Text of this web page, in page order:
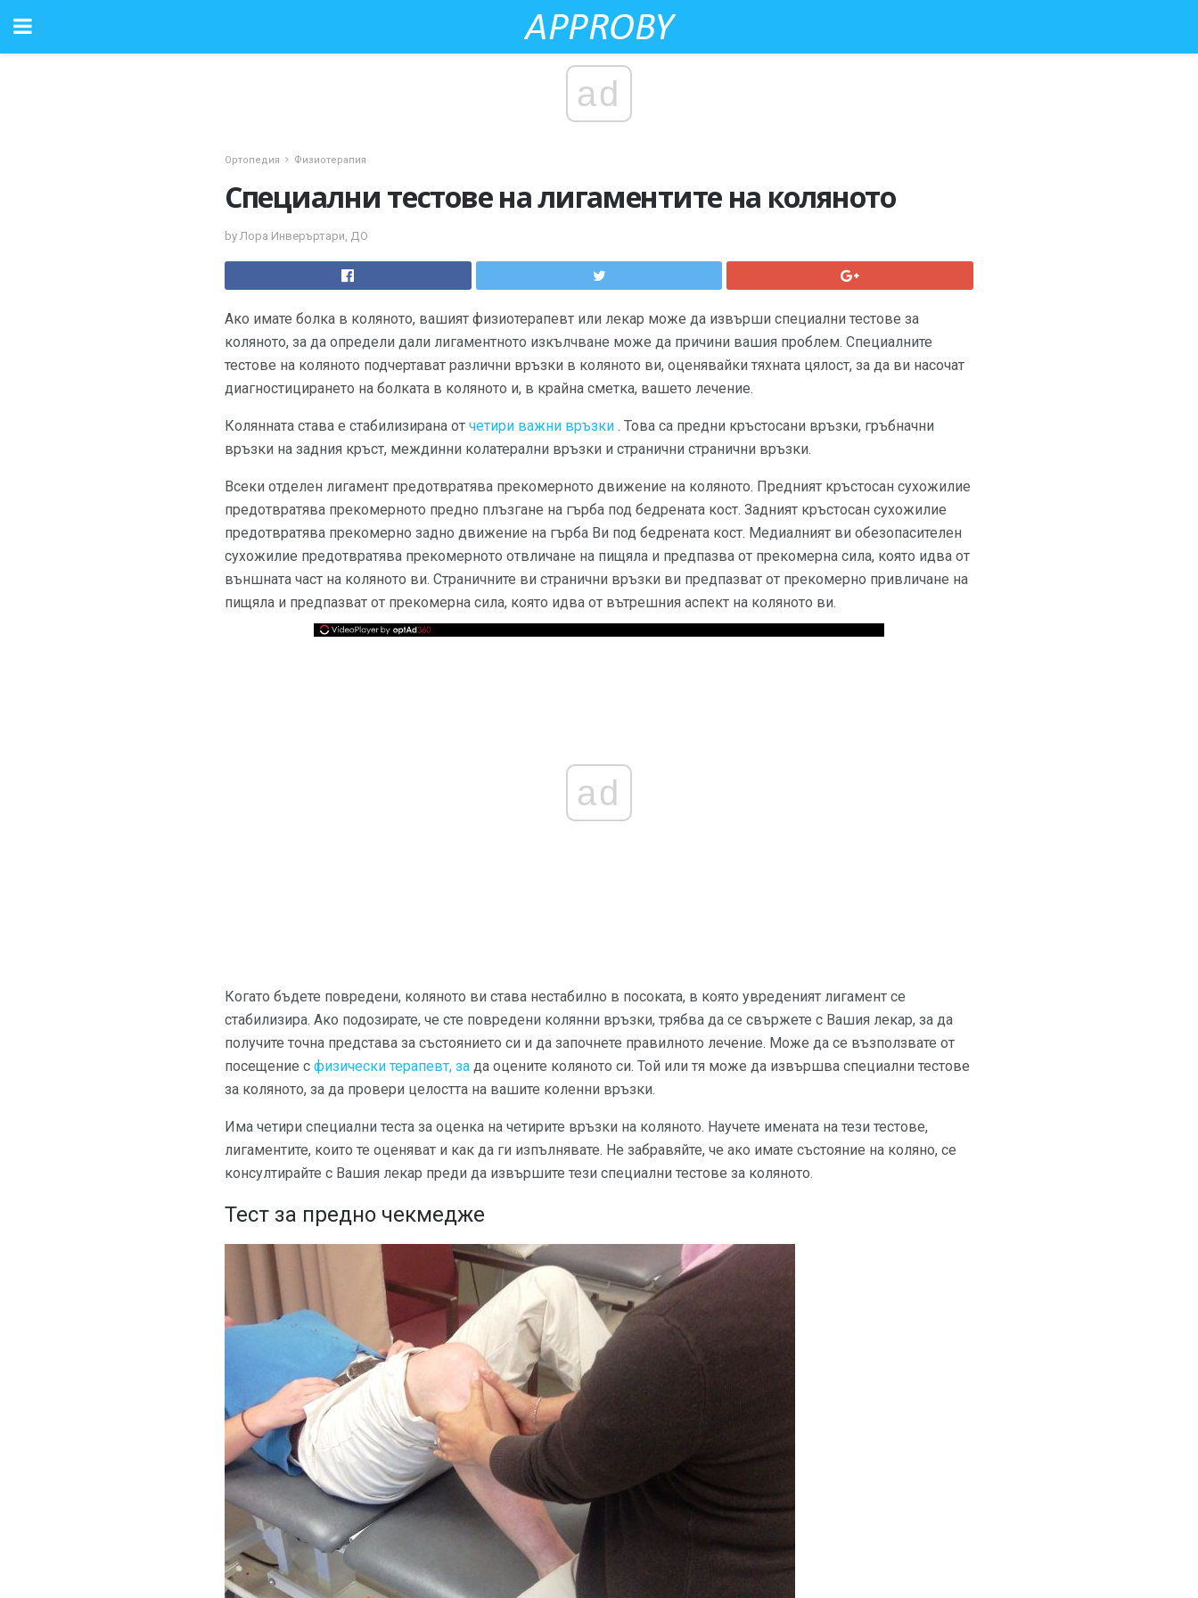
ad
Ортопедия Физиотерапия
Специални тестове на лигаментите на коляното
by Лора Инверъртари, ДО
Ако имате болка в коляното, вашият физиотерапевт или лекар може да извърши специални тестове за
коляното, за да определи дали лигаментното изкълчване може да причини вашия проблем. Специалните
тестове на коляното подчертават различни връзки в коляното ви, оценявайки тяхната цялост, за да ви насочат
диагностицирането на болката в коляното и, в крайна сметка, вашето лечение.
Колянната става е стабилизирана от четири важни връзки . Това са предни кръстосани връзки, гръбначни
връзки на задния кръст, междинни колатерални връзки и странични странични връзки.
Всеки отделен лигамент предотвратява прекомерното движение на коляното. Предният кръстосан сухожилие
предотвратява прекомерното предно плъзгане на гърба под бедрената кост. Задният кръстосан сухожилие
предотвратява прекомерно задно движение на гърба Ви под бедрената кост. Медиалният ви обезопасителен
сухожилие предотвратява прекомерното отвличане на пищяла и предпазва от прекомерна сила, която идва от
външната част на коляното ви. Страничните ви странични връзки ви предпазват от прекомерно привличане на
пищяла и предпазват от прекомерна сила, която идва от вътрешния аспект на коляното ви.
ad
Когато бъдете повредени, коляното ви става нестабилно в посоката, в която увреденият лигамент се
стабилизира. Ако подозирате, че сте повредени колянни връзки, трябва да се свържете с Вашия лекар, за да
получите точна представа за състоянието си и да започнете правилното лечение. Може да се възползвате от
посещение с физически терапевт, за да оцените коляното си. Той или тя може да извършва специални тестове
за коляното, за да провери целостта на вашите коленни връзки.
Има четири специални теста за оценка на четирите връзки на коляното. Научете имената на тези тестове,
лигаментите, които те оценяват и как да ги изпълнявате. Не забравяйте, че ако имате състояние на коляно, се
консултирайте с Вашия лекар преди да извършите тези специални тестове за коляното.
Тест за предно чекмедже